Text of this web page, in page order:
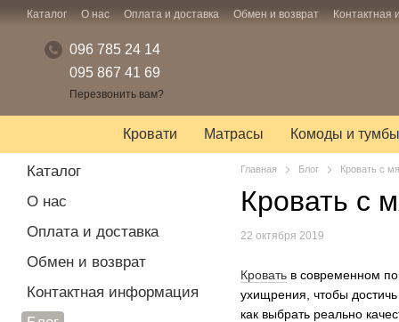
Перейти к основному контенту
Каталог О нас Оплата и доставка Обмен и возврат
096 785 24 14
095 867 41 69
Перезвонить вам?
Кровати Матрасы Комоды и тумбы
Главная Блог Кровать с
Кровать с
22 октября 2019
Кровать в современном
ухищрения, чтобы
как выбрать реально
Каталог
О нас
Оплата и доставка
Обмен и возврат
Контактная информация